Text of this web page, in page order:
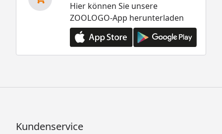
Hier können Sie unsere
ZOOLOGO-App herunterladen
Kundenservice